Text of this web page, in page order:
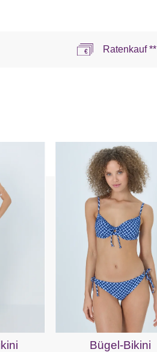
Ratenkauf **
Bügel-Bikini